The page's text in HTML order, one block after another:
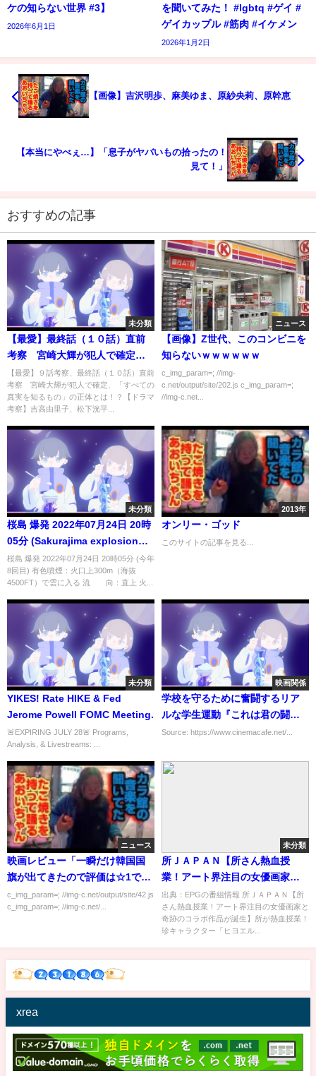
ケの知らない世界 #3】
2026年6月1日
を聞いてみた！ #lgbtq #ゲイ #
ゲイカップル #筋肉 #イケメン
2026年1月2日
【画像】吉沢明歩、麻美ゆま、原紗央莉、原幹恵
【本当にやべぇ…】「息子がヤバいもの拾ったの！
見て！」
おすすめの記事
未分類
【最愛】最終話（１０話）直前
考察 宮崎大輝が犯人で確定、
「すべての真実を知るもの」の
正体とは！？【ドラマ考察】吉
高由里子、松下洸平、田中みな
【最愛】９話考察、最終話（１０話）直前
考察 宮崎大輝が犯人で確定、「すべての
真実を知るもの」の正体とは！？【ドラマ
考察】吉高由里子、松下洸平...
ニュース
【画像】Z世代、このコンビニを
知らないｗｗｗｗｗｗ
c_img_param=; //img-
c.net/output/site/202.js c_img_param=;
//img-c.net...
未分類
桜島 爆発 2022年07月24日 20時
05分 (Sakurajima explosion
July 24, 2022 20:05)
桜島 爆発 2022年07月24日 20時05分 (今年
8回目) 有色噴煙：火口上300m（海抜
4500FT）で雲に入る 流 向：直上 火...
2013年
オンリー・ゴッド
このサイトの記事を見る...
未分類
YIKES! Rate HIKE & Fed
Jerome Powell FOMC Meeting.
🚨EXPIRING JULY 28🚨 Programs,
Analysis, & Livestreams: ...
映画関係
学校を守るために奮闘するリア
ルな学生運動『これは君の闘争
だ』11月6日に公開へ
Source: https://www.cinemacafe.net/...
ニュース
映画レビュー「一瞬だけ韓国国
旗が出てきたので評価は☆1です
（笑）」
c_img_param=; //img-c.net/output/site/42.js
c_img_param=; //img-c.net/...
未分類
所ＪＡＰＡＮ【所さん熱血授
業！アート界注目の女優画家と
奇跡のコラボ作品が誕生】[字]…
の番組内容解析まとめ
出典：EPGの番組情報 所ＪＡＰＡＮ【所
さん熱血授業！アート界注目の女優画家と
奇跡のコラボ作品が誕生】所が熱血授業！
珍キャラクター「ヒヨエル...
xrea